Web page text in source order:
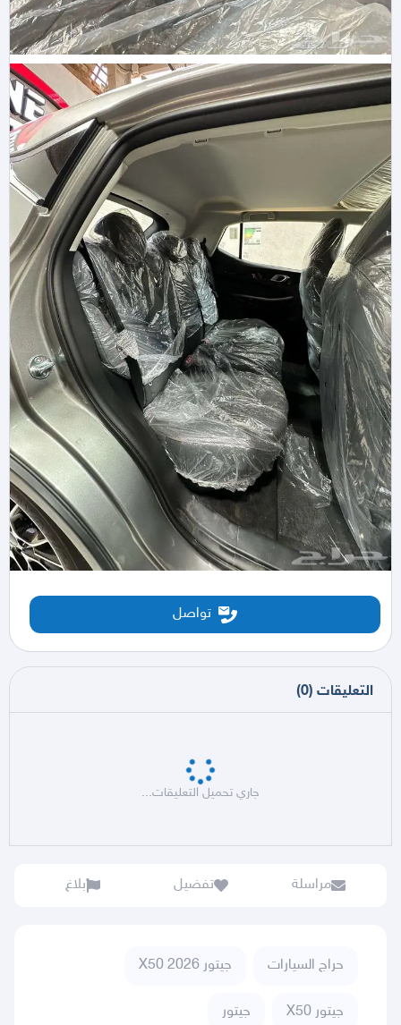
تواصل
التعليقات (
0
)
جاري تحميل التعليقات...
مراسلة تفضيل بلاغ
حراج السيارات جيتور X50 2026
جيتور X50 جيتور